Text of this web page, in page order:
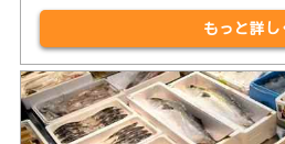
もっと詳し